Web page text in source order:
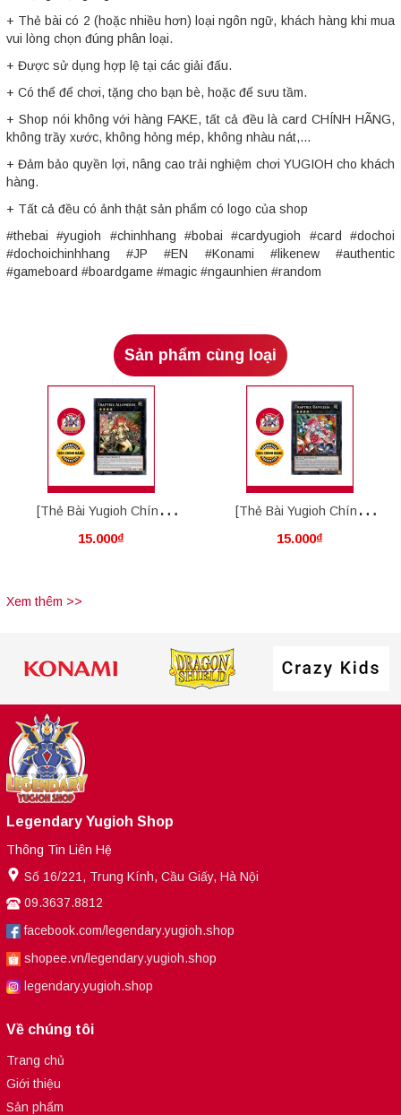
+ Thẻ bài có 2 (hoặc nhiều hơn) loại ngôn ngữ, khách hàng khi mua
vui lòng chọn đúng phân loại.
+ Được sử dụng hợp lệ tại các giải đấu.
+ Có thể để chơi, tặng cho bạn bè, hoặc để sưu tầm.
+ Shop nói không với hàng FAKE, tất cả đều là card CHÍNH HÃNG,
không trầy xước, không hỏng mép, không nhàu nát,...
+ Đảm bảo quyền lợi, nâng cao trải nghiệm chơi YUGIOH cho khách
hàng.
+ Tất cả đều có ảnh thật sản phẩm có logo của shop
#thebai #yugioh #chinhhang #bobai #cardyugioh #card #dochoi
#dochoichinhhang #JP #EN #Konami #likenew #authentic
#gameboard #boardgame #magic #ngaunhien #random
Sản phẩm cùng loại
[Thẻ Bài Yugioh Chính
Hãng] Traptrix Allomerus
15.000₫
[Thẻ Bài Yugioh Chính
Hãng] Traptrix Rafflesia
15.000₫
Xem thêm >>
Legendary Yugioh Shop
Thông Tin Liên Hệ
Số 16/221, Trung Kính, Cầu Giấy, Hà Nội
09.3637.8812
facebook.com/legendary.yugioh.shop
shopee.vn/legendary.yugioh.shop
legendary.yugioh.shop
Về chúng tôi
Trang chủ
Giới thiệu
Sản phẩm